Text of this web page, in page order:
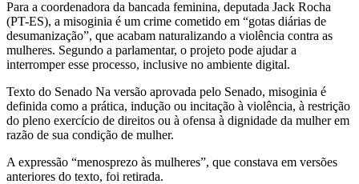
Para a coordenadora da bancada feminina, deputada Jack Rocha
(PT-ES), a misoginia é um crime cometido em “gotas diárias de
desumanização”, que acabam naturalizando a violência contra as
mulheres. Segundo a parlamentar, o projeto pode ajudar a
interromper esse processo, inclusive no ambiente digital.
Texto do Senado Na versão aprovada pelo Senado, misoginia é
definida como a prática, indução ou incitação à violência, à restrição
do pleno exercício de direitos ou à ofensa à dignidade da mulher em
razão de sua condição de mulher.
A expressão “menosprezo às mulheres”, que constava em versões
anteriores do texto, foi retirada.